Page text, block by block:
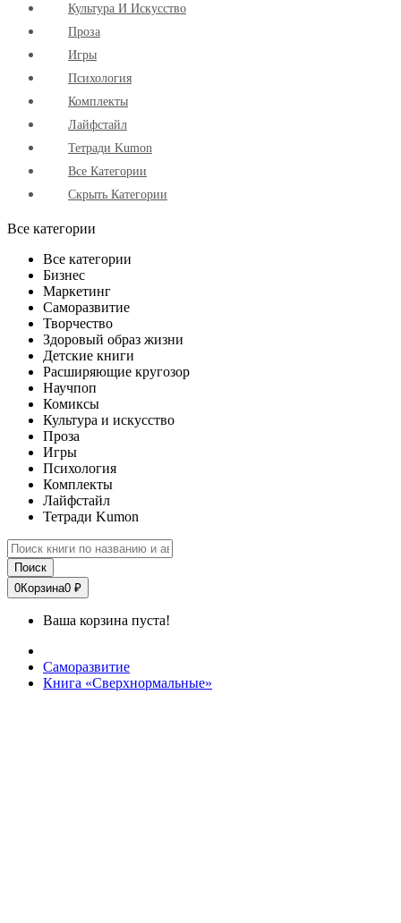
Культура И Искусство
Проза
Игры
Психология
Комплекты
Лайфстайл
Тетради Kumon
Все Категории
Скрыть Категории
Все категории
Все категории
Бизнес
Маркетинг
Саморазвитие
Творчество
Здоровый образ жизни
Детские книги
Расширяющие кругозор
Научпоп
Комиксы
Культура и искусство
Проза
Игры
Психология
Комплекты
Лайфстайл
Тетради Kumon
Поиск
0Корзина0 ₽
Ваша корзина пуста!
Саморазвитие
Книга «Сверхнормальные»